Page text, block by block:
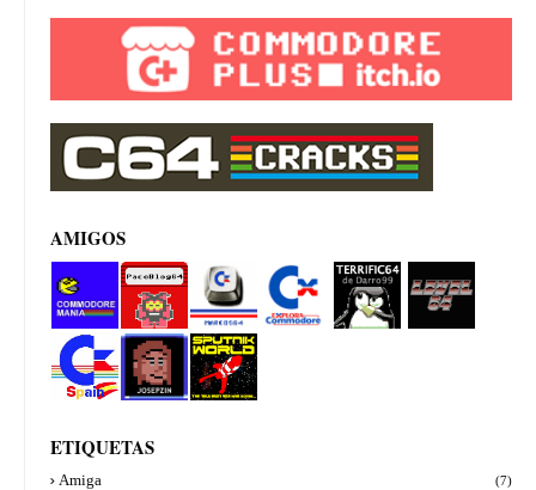
AMIGOS
ore manía
Explora
Commod
ore
PacoBlog
64
Terrifi64
de
Darro99
Marcos64
Commod
ore Spain
Sputnik
World
Josepzin
ETIQUETAS
Amiga (7)